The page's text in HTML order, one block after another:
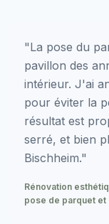
"La pose du
pavillon des
intérieur. J'ai
pour éviter la
résultat est
serré, et bien
Bischheim."
Rénovation
pose de parquet et